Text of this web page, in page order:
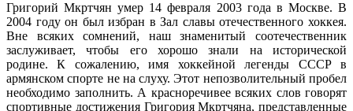
Григорий Мкртчян умер 14 февраля 2003 года в Москве. В
2004 году он был избран в Зал славы отечественного хоккея.
Вне всяких сомнений, наш знаменитый соотечественник
заслуживает, чтобы его хорошо знали на исторической
родине. К сожалению, имя хоккейной легенды СССР в
армянском спорте не на слуху. Этот непозволительный пробел
необходимо заполнить. А красноречивее всяких слов говорят
спортивные достижения Григория Мкртчяна, представленные